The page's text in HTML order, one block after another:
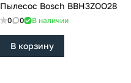
Пылесос Bosch BBH3ZOO28
0 0 В наличии
В корзину